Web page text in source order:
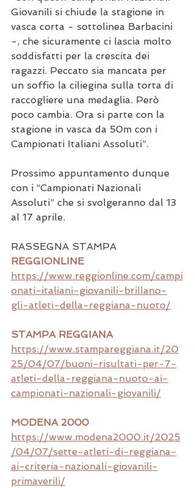
Giovanili si chiude la stagione in
vasca corta - sottolinea Barbacini
-, che sicuramente ci lascia molto
soddisfatti per la crescita dei
ragazzi. Peccato sia mancata per
un soffio la ciliegina sulla torta di
raccogliere una medaglia. Però
poco cambia. Ora si parte con la
stagione in vasca da 50m con i
Campionati Italiani Assoluti”.
Prossimo appuntamento dunque
con i “Campionati Nazionali
Assoluti” che si svolgeranno dal 13
al 17 aprile.
RASSEGNA STAMPA
REGGIONLINE
https://www.reggionline.com/campi
onati-italiani-giovanili-brillano-
gli-atleti-della-reggiana-nuoto/
STAMPA REGGIANA
https://www.stampareggiana.it/20
25/04/07/buoni-risultati-per-7-
atleti-della-reggiana-nuoto-ai-
campionati-nazionali-giovanili/
MODENA 2000
https://www.modena2000.it/2025
/04/07/sette-atleti-di-reggiana-
ai-criteria-nazionali-giovanili-
primaverili/